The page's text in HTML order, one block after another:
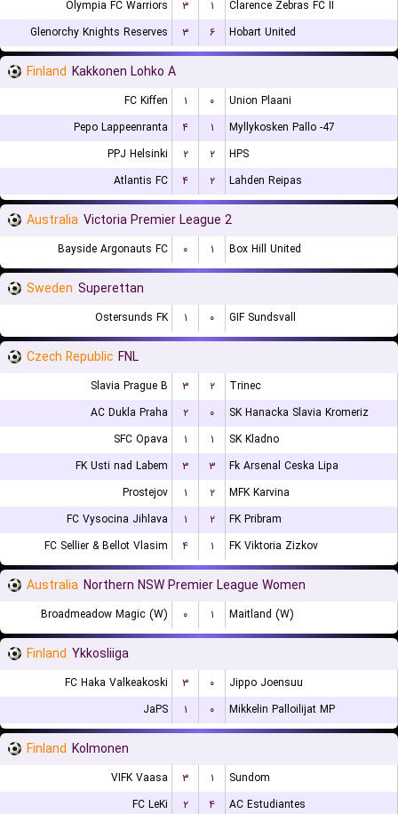
Olympia FC Warriors ۳ ۱
Clarence Zebras FC II
Glenorchy Knights Reserves
۳ ۶ Hobart United
Finland Kakkonen Lohko A
FC Kiffen ۱ ۰
Union Plaani
Pepo Lappeenranta
۴ ۱
Myllykosken Pallo -47
PPJ Helsinki
۲ ۲
HPS
Atlantis FC
۴ ۲ Lahden Reipas
Australia Victoria Premier League 2
Bayside Argonauts FC ۰ ۱ Box Hill United
Sweden Superettan
Ostersunds FK ۱ ۰ GIF Sundsvall
Czech Republic FNL
Slavia Prague B ۳ ۲
Trinec
AC Dukla Praha
۲ ۰
SK Hanacka Slavia Kromeriz
SFC Opava
۱ ۱
SK Kladno
FK Usti nad Labem
۳ ۳
Fk Arsenal Ceska Lipa
Prostejov
۱ ۲
MFK Karvina
FC Vysocina Jihlava
۱ ۲
FK Pribram
FC Sellier & Bellot Vlasim
۴ ۱ FK Viktoria Zizkov
Australia Northern NSW Premier League Women
Broadmeadow Magic (W) ۰ ۱ Maitland (W)
Finland Ykkosliiga
FC Haka Valkeakoski ۳ ۰
Jippo Joensuu
JaPS
۱ ۰ Mikkelin Palloilijat MP
Finland Kolmonen
VIFK Vaasa ۳ ۱
Sundom
FC LeKi
۲ ۴
AC Estudiantes